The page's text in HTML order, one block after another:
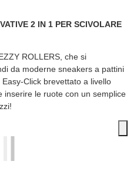
2 IN 1 PER SCIVOLARE
ROLLERS , che si
da moderne sneakers a pattini
Click brevettato a livello
inserire le ruote con un semplice